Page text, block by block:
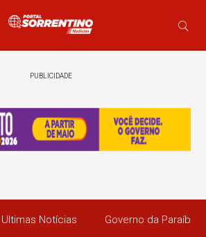
PUBLICIDADE
Ultimas Notícias Governo da Paraíba